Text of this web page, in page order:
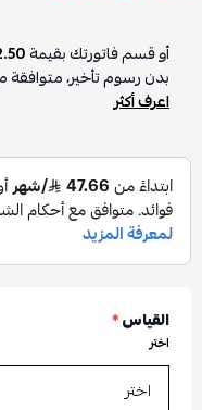
أو قسم فاتورتك بقيمة
بدون رسوم تأخير، متوافقة
اعرف أكثر
القياس*
اختر